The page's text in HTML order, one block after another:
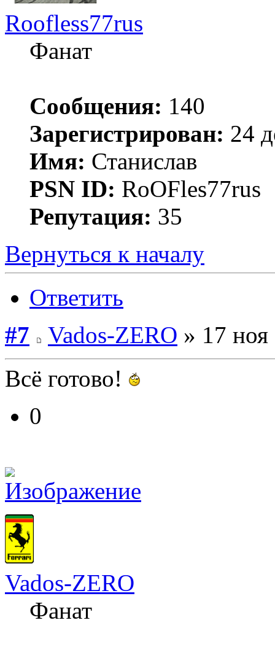
Roofless77rus
Фанат
Сообщения: 140
Зарегистрирован: 24
Имя: Станислав
PSN ID: RoOFles77rus
Репутация: 35
Вернуться к началу
Ответить
#7
Vados-ZERO » 17
Всё готово!
0
Vados-ZERO
Фанат